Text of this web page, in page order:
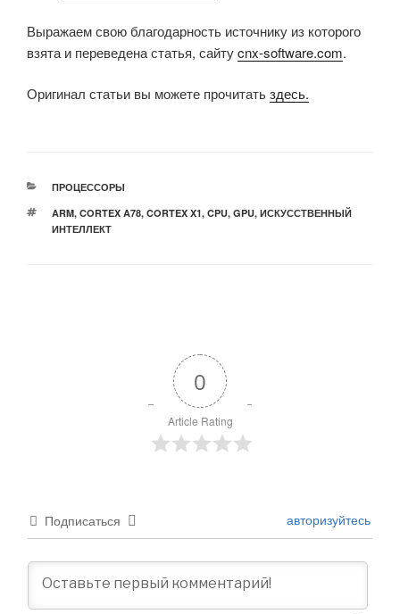
Выражаем свою благодарность источнику из которого
взята и переведена статья, сайтуcnx-software.com.
Оригинал статьи вы можете прочитатьздесь.
РУБРИКИ
ПРОЦЕССОРЫ
МЕТКИ
ARM, CORTEX A78, CORTEX X1, CPU, GPU, ИСКУССТВЕННЫЙ
ИНТЕЛЛЕКТ
0
Article Rating
Подписаться авторизуйтесь